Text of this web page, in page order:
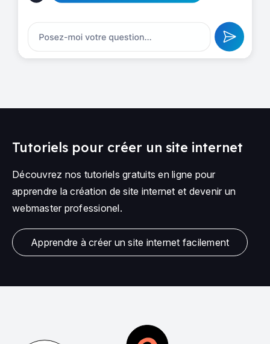
Tutoriels pour créer un site internet
Découvrez nos tutoriels gratuits en ligne pour
apprendre la création de site internet et devenir un
webmaster professionel.
Apprendre à créer un site internet facilement